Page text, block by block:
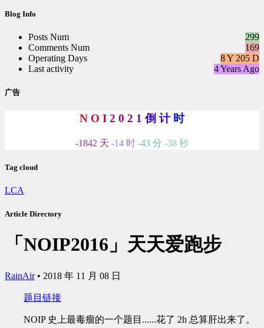
次
Blog Info
299
Posts Num
169
Comments Num
8 Y 205 D
Operating Days
4 Years Ago
Last activity
广告
N O I 2 0 2 1 倒 计 时
-1842 天 -14 时 -43 分 -39 秒
Tag cloud
LCA
Article Directory
「NOIP2016」天天爱跑步
RainAir• 2018 年 11 月 08 日
题目链接
NOIP 史上最毒瘤的一个题目......花了 2h 总算肝出来了。